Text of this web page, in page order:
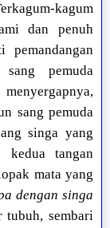
kagum
dan penuh
pemuda
sang pemuda
singa yang
kedua tangan
mata yang
dengan singa
tubuh, sembari